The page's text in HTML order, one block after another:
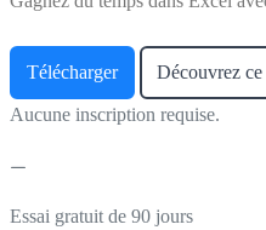
Télécharger Découvrez
Aucune inscription requise.
Essai gratuit de 90 jours